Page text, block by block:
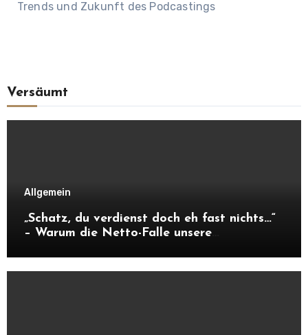
Trends und Zukunft des Podcastings
Versäumt
Allgemein
„Schatz, du verdienst doch eh fast nichts…“
– Warum die Netto-Falle unsere